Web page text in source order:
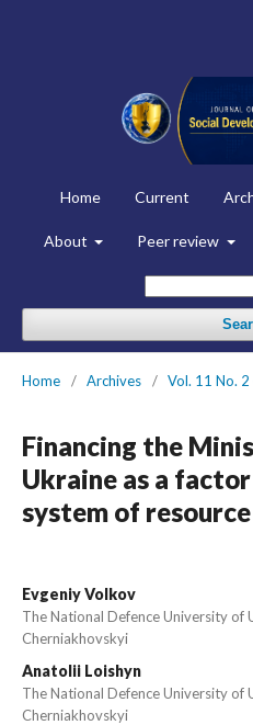
Home Current
About Peer review
Home / Archives / Vol. 11 No.
Financing the
Ukraine as a
system of
Evgeniy Volkov
The National Defence University of
Cherniakhovskyi
Anatolii Loishyn
The National Defence University of
Cherniakhovskyi